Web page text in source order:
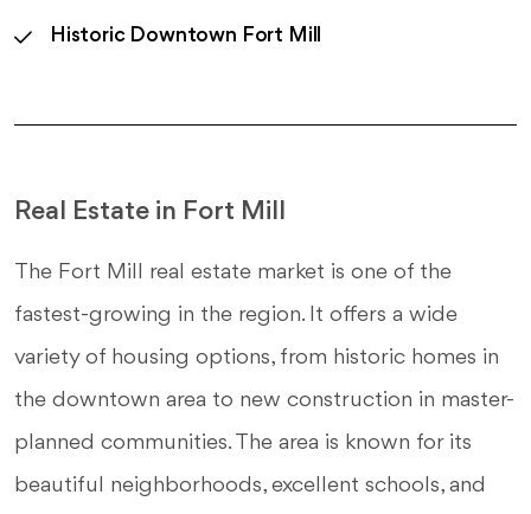
Historic Downtown Fort Mill
Real Estate in Fort Mill
The Fort Mill real estate market is one of the
fastest-growing in the region. It offers a wide
variety of housing options, from historic homes in
the downtown area to new construction in master-
planned communities. The area is known for its
beautiful neighborhoods, excellent schools, and